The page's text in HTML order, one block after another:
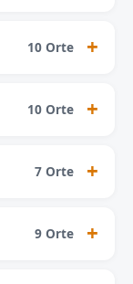
10 Orte
10 Orte
7 Orte
9 Orte